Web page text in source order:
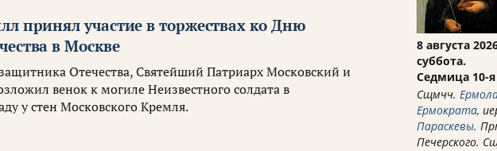
принял участие в торжествах ко Дню
в Москве
Отечества, Святейший Патриарх Московский и
венок к могиле Неизвестного солдата в
у стен Московского Кремля.
8 августа
суббота.
Седмица 10-
Сщмчч.
Ермократа,
Параскевы.
Печерского.